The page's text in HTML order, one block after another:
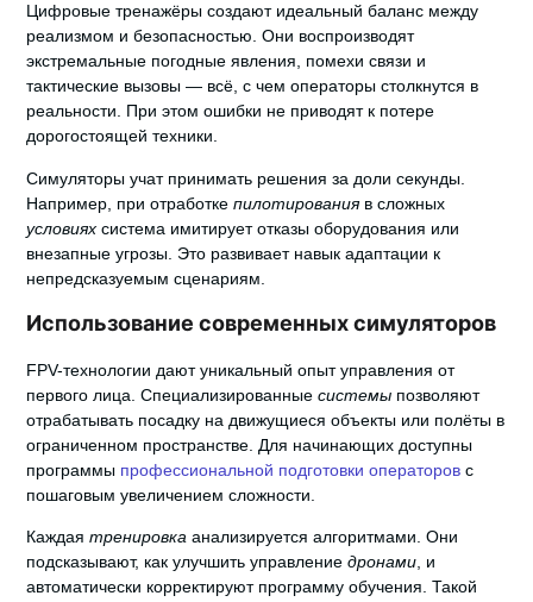
Цифровые тренажёры создают идеальный баланс между
реализмом и безопасностью. Они воспроизводят
экстремальные погодные явления, помехи связи и
тактические вызовы — всё, с чем операторы столкнутся в
реальности. При этом ошибки не приводят к потере
дорогостоящей техники.
Симуляторы учат принимать решения за доли секунды.
Например, при отработкепилотированияв сложных
условиях система имитирует отказы оборудования или
внезапные угрозы. Это развивает навык адаптации к
непредсказуемым сценариям.
Использование современных симуляторов
FPV-технологии дают уникальный опыт управления от
первого лица. Специализированныесистемы позволяют
отрабатывать посадку на движущиеся объекты или полёты в
ограниченном пространстве. Для начинающих доступны
программы профессиональной подготовки операторов с
пошаговым увеличением сложности.
Каждаятренировка анализируется алгоритмами. Они
подсказывают, как улучшить управлениедронами, и
автоматически корректируют программу обучения. Такой